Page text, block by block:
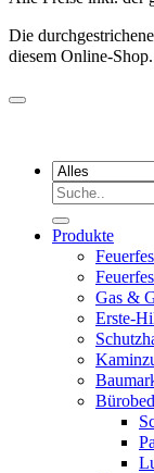
Die
diesem Online-Shop.
Suchen
Produkte
Gas &
Erste-